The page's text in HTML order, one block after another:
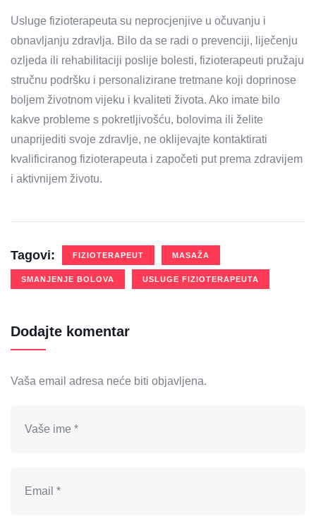
Usluge fizioterapeuta su neprocjenjive u očuvanju i
obnavljanju zdravlja. Bilo da se radi o prevenciji, liječenju
ozljeda ili rehabilitaciji poslije bolesti, fizioterapeuti pružaju
stručnu podršku i personalizirane tretmane koji doprinose
boljem životnom vijeku i kvaliteti života. Ako imate bilo
kakve probleme s pokretljivošću, bolovima ili želite
unaprijediti svoje zdravlje, ne oklijevajte kontaktirati
kvalificiranog fizioterapeuta i započeti put prema zdravijem
i aktivnijem životu.
Tagovi: FIZIOTERAPEUT MASAŽA
SMANJENJE BOLOVA USLUGE FIZIOTERAPEUTA
Dodajte komentar
Vaša email adresa neće biti objavljena.